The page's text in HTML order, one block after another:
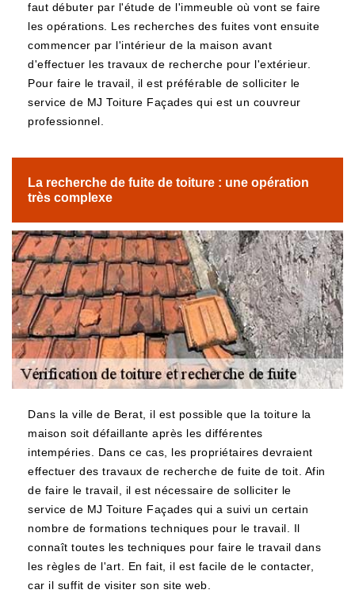
faut débuter par l'étude de l'immeuble où vont se faire
les opérations. Les recherches des fuites vont ensuite
commencer par l'intérieur de la maison avant
d'effectuer les travaux de recherche pour l'extérieur.
Pour faire le travail, il est préférable de solliciter le
service de MJ Toiture Façades qui est un couvreur
professionnel.
La recherche de fuite de toiture : une opération
très complexe
Dans la ville de Berat, il est possible que la toiture la
maison soit défaillante après les différentes
intempéries. Dans ce cas, les propriétaires devraient
effectuer des travaux de recherche de fuite de toit. Afin
de faire le travail, il est nécessaire de solliciter le
service de MJ Toiture Façades qui a suivi un certain
nombre de formations techniques pour le travail. Il
connaît toutes les techniques pour faire le travail dans
les règles de l'art. En fait, il est facile de le contacter,
car il suffit de visiter son site web.